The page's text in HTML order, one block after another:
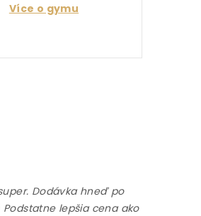
Více o gymu
Dodávka hneď po
Podstatne lepšia cena ako